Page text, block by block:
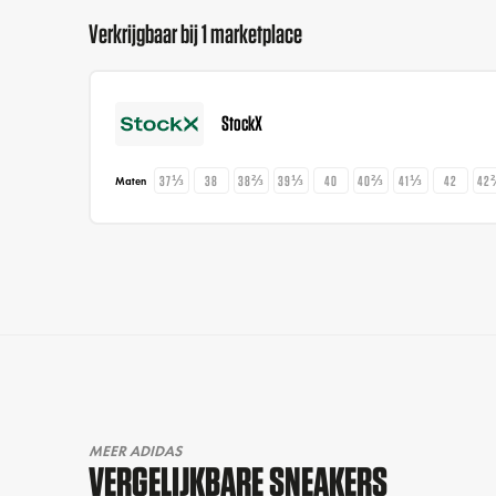
Verkrijgbaar bij 1 marketplace
StockX
Maten 37⅓ 38 38⅔ 39⅓ 40 40⅔ 41⅓ 42
MEER ADIDAS
VERGELIJKBARE SNEAKERS